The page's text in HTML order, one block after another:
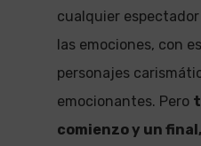
cualquier
las emociones, con
personajes
emocionantes. Pero
comienzo y un final,